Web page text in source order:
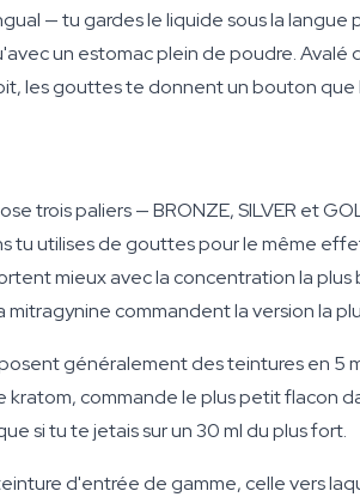
— tu gardes le liquide sous la
un estomac plein de poudre. Avalé
les gouttes te donnent un bouton que
trois paliers — BRONZE, SILVER et
tu utilises de gouttes pour le même
mieux avec la concentration la
commandent la version la
généralement des teintures en 5
kratom, commande le plus petit flacon
si tu te jetais sur un 30 ml du plus fort.
d'entrée de gamme, celle vers